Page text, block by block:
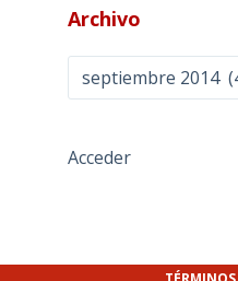
Archivo
Archivo
Acceder